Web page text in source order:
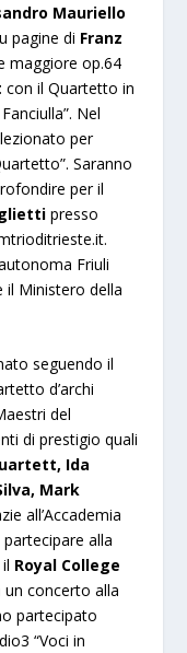
Mauriello
pagine di Franz
maggiore op.64
con il Quartetto in
Nel
per
Saranno
per il
presso
Friuli
il Ministero della
seguendo il
d’archi
del
di prestigio quali
Ida
Mark
all’Accademia
alla
Royal College
un concerto alla
partecipato
“Voci in